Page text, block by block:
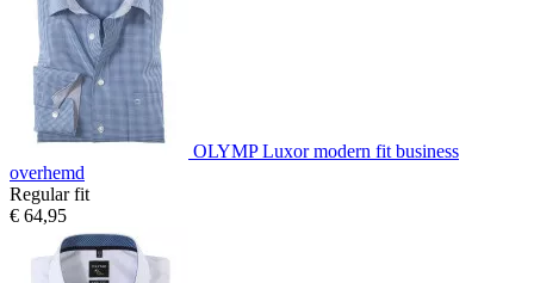
OLYMP Luxor modern fit business
overhemd
Regular fit
€ 64,95